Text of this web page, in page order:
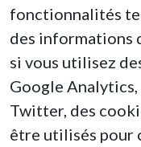
fonctionnalités
des informations
si vous utilisez
Google Analytics,
Twitter, des
être utilisés pour